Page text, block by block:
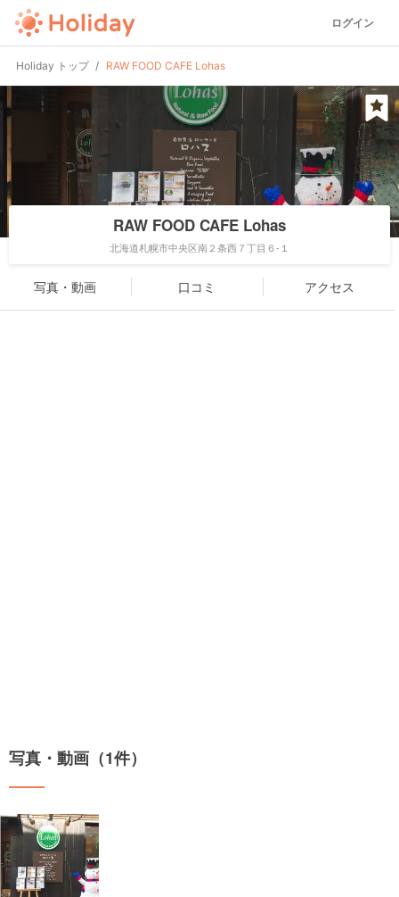
ログイン
Holiday トップ RAW FOOD CAFE Lohas
RAW FOOD CAFE Lohas
北海道札幌市中央区南２条西７丁目６-１
写真・動画 口コミ アクセス
写真・動画（1件）